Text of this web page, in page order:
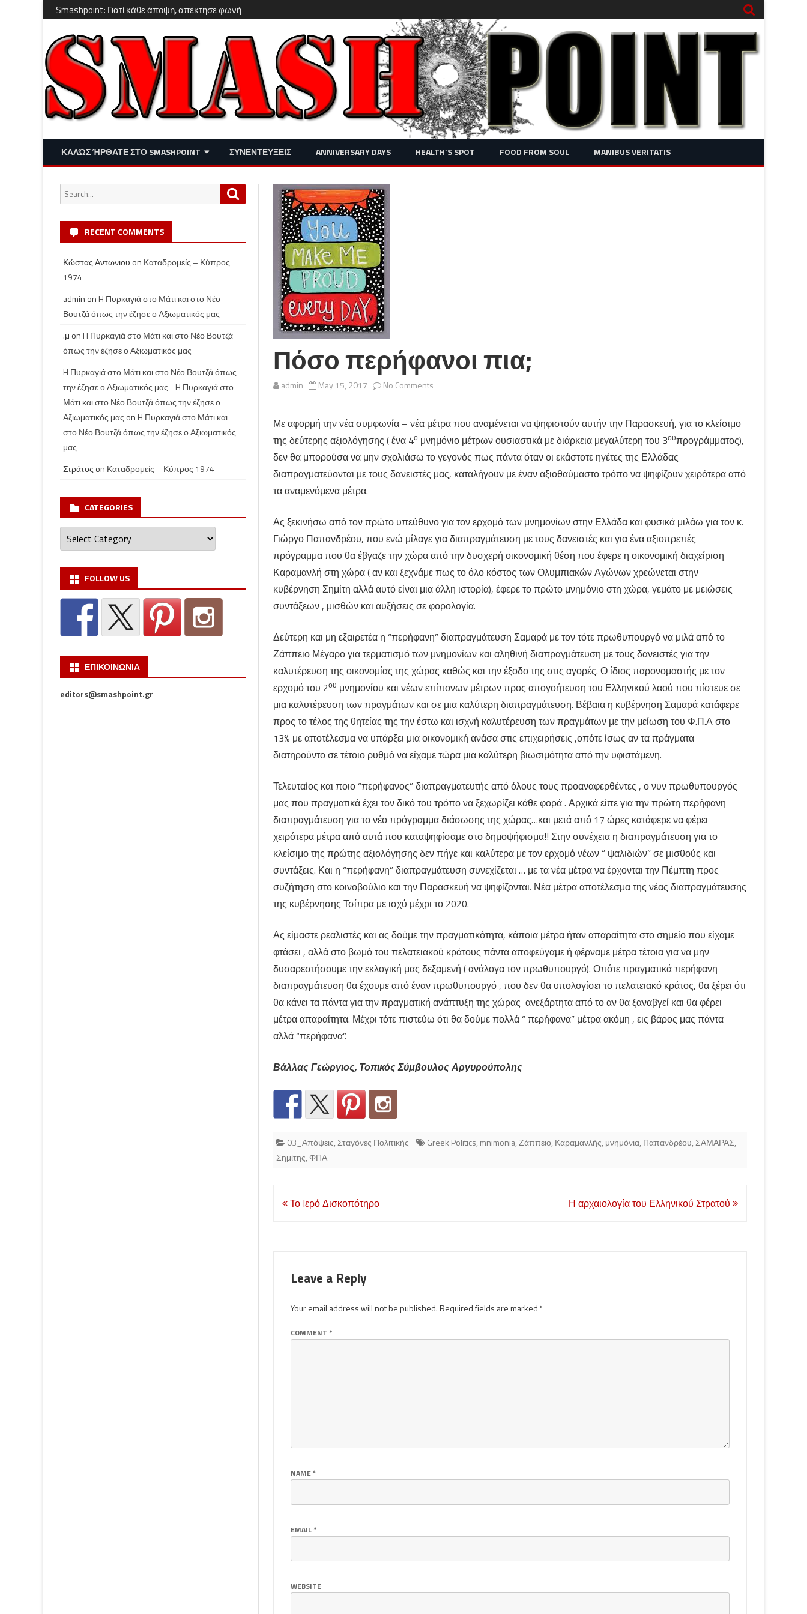
Smashpoint: Γιατί κάθε άποψη, απέκτησε φωνή
Skip
content
ΚΑΛΏΣ ΉΡΘΑΤΕ ΣΤΟ SMASHPOINT
ΔΙΑΣΚΈΔΑΣΗ – LIFESTYLE
ΣΥΝΕΝΤΕΥΞΕΙΣ ANNIVERSARY DAYS HEALTH’S SPOT FOOD FROM SOUL MANIBUS VERITATIS
Πόσο περήφανοι πια;
admin May 15, 2017 No Commentson
περήφανοι
πια;
Με αφορμή την νέα συμφωνία – νέα μέτρα που αναμένεται να ψηφιστούν αυτήν την Παρασκευή, για το κλείσιμο
της δεύτερης αξιολόγησης ( ένα 4ομνημόνιο μέτρων ουσιαστικά με διάρκεια μεγαλύτερη του 3ουπρογράμματος),
δεν θα μπορούσα να μην σχολιάσω το γεγονός πως πάντα όταν οι εκάστοτε ηγέτες της Ελλάδας
διαπραγματεύονται με τους δανειστές μας, καταλήγουν με έναν αξιοθαύμαστο τρόπο να ψηφίζουν χειρότερα από
τα αναμενόμενα μέτρα.
Ας ξεκινήσω από τον πρώτο υπεύθυνο για τον ερχομό των μνημονίων στην Ελλάδα και φυσικά μιλάω για τον κ.
Γιώργο Παπανδρέου, που ενώ μίλαγε για διαπραγμάτευση με τους δανειστές και για ένα αξιοπρεπές
πρόγραμμα που θα έβγαζε την χώρα από την δυσχερή οικονομική θέση που έφερε η οικονομική διαχείριση
Καραμανλή στη χώρα ( αν και ξεχνάμε πως το όλο κόστος των Ολυμπιακών Αγώνων χρεώνεται στην
κυβέρνηση Σημίτη αλλά αυτό είναι μια άλλη ιστορία), έφερε το πρώτο μνημόνιο στη χώρα, γεμάτο με μειώσεις
συντάξεων , μισθών και αυξήσεις σε φορολογία.
Δεύτερη και μη εξαιρετέα η “περήφανη” διαπραγμάτευση Σαμαρά με τον τότε πρωθυπουργό να μιλά από το
Ζάππειο Μέγαρο για τερματισμό των μνημονίων και αληθινή διαπραγμάτευση με τους δανειστές για την
καλυτέρευση της οικονομίας της χώρας καθώς και την έξοδο της στις αγορές. Ο ίδιος παρονομαστής με τον
ερχομό του 2ου μνημονίου και νέων επίπονων μέτρων προς απογοήτευση του Ελληνικού λαού που πίστευε σε
μια καλυτέρευση των πραγμάτων και σε μια καλύτερη διαπραγμάτευση. Βέβαια η κυβέρνηση Σαμαρά κατάφερε
προς το τέλος της θητείας της την έστω και ισχνή καλυτέρευση των πραγμάτων με την μείωση του Φ.Π.Α στο
13% με αποτέλεσμα να υπάρξει μια οικονομική ανάσα στις επιχειρήσεις ,οπότε ίσως αν τα πράγματα
διατηρούντο σε τέτοιο ρυθμό να είχαμε τώρα μια καλύτερη βιωσιμότητα από την υφιστάμενη.
Τελευταίος και ποιο “περήφανος” διαπραγματευτής από όλους τους προαναφερθέντες , ο νυν πρωθυπουργός
μας που πραγματικά έχει τον δικό του τρόπο να ξεχωρίζει κάθε φορά . Αρχικά είπε για την πρώτη περήφανη
διαπραγμάτευση για το νέο πρόγραμμα διάσωσης της χώρας…και μετά από 17 ώρες κατάφερε να φέρει
χειρότερα μέτρα από αυτά που καταψηφίσαμε στο δημοψήφισμα!! Στην συνέχεια η διαπραγμάτευση για το
κλείσιμο της πρώτης αξιολόγησης δεν πήγε και καλύτερα με τον ερχομό νέων “ ψαλιδιών” σε μισθούς και
συντάξεις. Και η “περήφανη” διαπραγμάτευση συνεχίζεται … με τα νέα μέτρα να έρχονται την Πέμπτη προς
συζήτηση στο κοινοβούλιο και την Παρασκευή να ψηφίζονται. Νέα μέτρα αποτέλεσμα της νέας διαπραγμάτευσης
της κυβέρνησης Τσίπρα με ισχύ μέχρι το 2020.
Ας είμαστε ρεαλιστές και ας δούμε την πραγματικότητα, κάποια μέτρα ήταν απαραίτητα στο σημείο που είχαμε
φτάσει , αλλά στο βωμό του πελατειακού κράτους πάντα αποφεύγαμε ή φέρναμε μέτρα τέτοια για να μην
δυσαρεστήσουμε την εκλογική μας δεξαμενή ( ανάλογα τον πρωθυπουργό). Οπότε πραγματικά περήφανη
διαπραγμάτευση θα έχουμε από έναν πρωθυπουργό , που δεν θα υπολογίσει το πελατειακό κράτος, θα ξέρει ότι
θα κάνει τα πάντα για την πραγματική ανάπτυξη της χώρας ανεξάρτητα από το αν θα ξαναβγεί και θα φέρει
μέτρα απαραίτητα. Μέχρι τότε πιστεύω ότι θα δούμε πολλά “ περήφανα” μέτρα ακόμη , εις βάρος μας πάντα
αλλά “περήφανα”.
Βάλλας Γεώργιος, Τοπικός Σύμβουλος Αργυρούπολης
03_Απόψεις,Σταγόνες Πολιτικής Greek Politics, mnimonia,Ζάππειο, Καραμανλής, μνημόνια, Παπανδρέου,ΣΑΜΑΡΑΣ,
Σημίτης, ΦΠΑ
Post
Το Iερό Δισκοπότηρο Η αρχαιολογία του Ελληνικού Στρατού
Leave a Reply
Your email address will not be published.Required fields are marked *
COMMENT *
NAME*
EMAIL*
WEBSITE
Search
for:
RECENT COMMENTS
Κώστας Αντωνιου on Καταδρομείς – Κύπρος
1974
admin onH Πυρκαγιά στο Μάτι και στο Νέο
Βουτζά όπως την έζησε ο Αξιωματικός μας
.μ onH Πυρκαγιά στο Μάτι και στο Νέο Βουτζά
όπως την έζησε ο Αξιωματικός μας
H Πυρκαγιά στο Μάτι και στο Νέο Βουτζά όπως
την έζησε ο Αξιωματικός μας - H Πυρκαγιά στο
Μάτι και στο Νέο Βουτζά όπως την έζησε ο
Αξιωματικός μας onH Πυρκαγιά στο Μάτι και
στο Νέο Βουτζά όπως την έζησε ο Αξιωματικός
μας
Στράτος on Καταδρομείς – Κύπρος 1974
CATEGORIES
Categories
FOLLOW US
ΕΠΙΚΟΙΝΩΝΙΑ
editors@smashpoint.gr